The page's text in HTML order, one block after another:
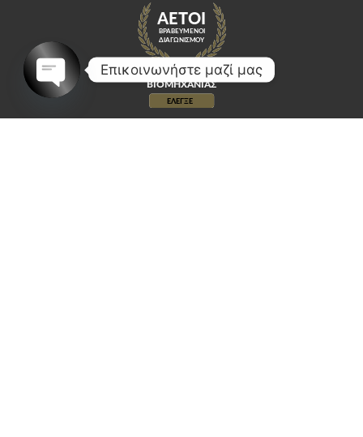
Επικοινωνήστε μαζί μας
chaty